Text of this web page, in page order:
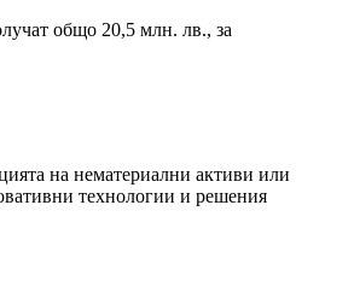
общо 20,5 млн. лв., за
на нематериални активи или
технологии и решения